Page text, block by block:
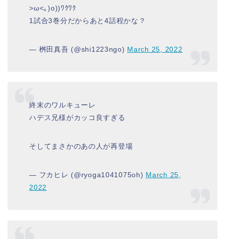
>ω<｡)o))ﾜｸﾜｸ
1試合3巻分だからあと4話程かな？
— 桝田真吾 (@shi1223ngo) March 25, 2022
終末のワルキューレ
ハデス兄様がカッコ良すぎる
そしてまさかのあの人が再登場
— フカヒレ (@ryoga1041075oh) March 25,
2022